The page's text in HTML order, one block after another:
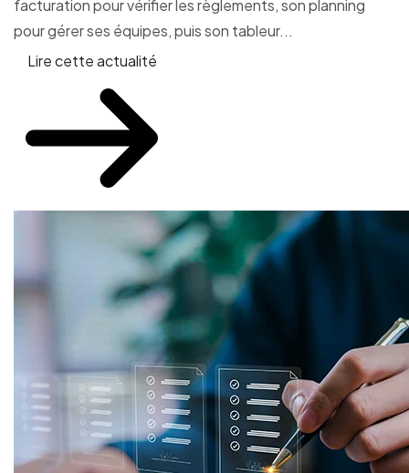
facturation pour vérifier les règlements, son planning
pour gérer ses équipes, puis son tableur...
Lire cette actualité